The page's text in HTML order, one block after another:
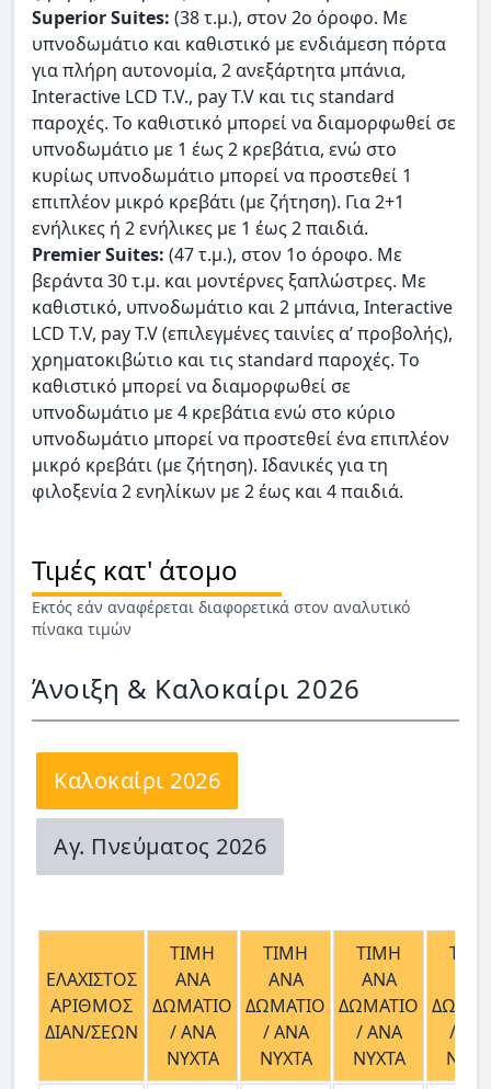
Superior Suites: (38 τ.μ.), στον 2ο όροφο. Με
υπνοδωμάτιο και καθιστικό με ενδιάμεση πόρτα
για πλήρη αυτονομία, 2 ανεξάρτητα μπάνια,
Interactive LCD T.V., pay T.V και τις standard
παροχές. Το καθιστικό μπορεί να διαμορφωθεί σε
υπνοδωμάτιο με 1 έως 2 κρεβάτια, ενώ στο
κυρίως υπνοδωμάτιο μπορεί να προστεθεί 1
επιπλέον μικρό κρεβάτι (με ζήτηση). Για 2+1
ενήλικες ή 2 ενήλικες με 1 έως 2 παιδιά.
Premier Suites: (47 τ.μ.), στον 1ο όροφο. Με
βεράντα 30 τ.μ. και μοντέρνες ξαπλώστρες. Με
καθιστικό, υπνοδωμάτιο και 2 μπάνια, Interactive
LCD Τ.V, pay T.V (επιλεγμένες ταινίες α’ προβολής),
χρηματοκιβώτιο και τις standard παροχές. Tο
καθιστικό μπορεί να διαμορφωθεί σε
υπνοδωμάτιο με 4 κρεβάτια ενώ στο κύριο
υπνοδωμάτιο μπορεί να προστεθεί ένα επιπλέον
μικρό κρεβάτι (με ζήτηση). Ιδανικές για τη
φιλοξενία 2 ενηλίκων με 2 έως και 4 παιδιά.
Τιμές κατ' άτομο
Εκτός εάν αναφέρεται διαφορετικά στον αναλυτικό
πίνακα τιμών
Άνοιξη & Καλοκαίρι 2026
Καλοκαίρι 2026
Αγ. Πνεύματος 2026
ΕΛΑΧΙΣΤΟΣ
ΑΡΙΘΜΟΣ
ΔΙΑΝ/ΣΕΩΝ
ΤΙΜΗ
ΑΝΑ
ΔΩΜΑΤΙΟ
/ ΑΝΑ
ΝΥΧΤΑ
ΤΙΜΗ
ΑΝΑ
ΔΩΜΑΤΙΟ
/ ΑΝΑ
ΝΥΧΤΑ
ΤΙΜΗ
ΑΝΑ
ΔΩΜΑΤΙΟ
/ ΑΝΑ
ΝΥΧΤΑ
/